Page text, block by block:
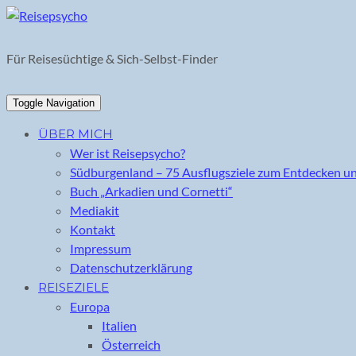
Skip
content
Für Reisesüchtige & Sich-Selbst-Finder
Toggle Navigation
ÜBER MICH
Wer ist Reisepsycho?
Südburgenland – 75 Ausflugsziele zum Entdecken
Buch „Arkadien und Cornetti“
Mediakit
Kontakt
Impressum
Datenschutzerklärung
REISEZIELE
Europa
Italien
Österreich